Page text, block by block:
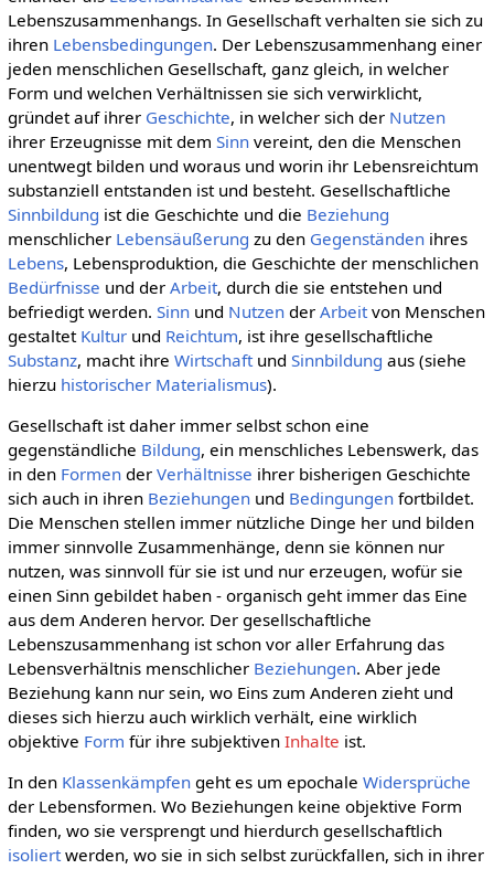
Lebenszusammenhangs. In Gesellschaft verhalten sie sich zu
ihren Lebensbedingungen. Der Lebenszusammenhang einer
jeden menschlichen Gesellschaft, ganz gleich, in welcher
Form und welchen Verhältnissen sie sich verwirklicht,
gründet auf ihrer Geschichte, in welcher sich der Nutzen
ihrer Erzeugnisse mit dem Sinnvereint, den die Menschen
unentwegt bilden und woraus und worin ihr Lebensreichtum
substanziell entstanden ist und besteht. Gesellschaftliche
Sinnbildung ist die Geschichte und die Beziehung
menschlicher Lebensäußerung zu den Gegenständenihres
Lebens, Lebensproduktion, die Geschichte der menschlichen
Bedürfnisse und der Arbeit, durch die sie entstehen und
befriedigt werden. Sinnund Nutzender Arbeitvon Menschen
gestaltet Kulturund Reichtum, ist ihre gesellschaftliche
Substanz, macht ihre Wirtschaftund Sinnbildung aus (siehe
hierzu historischer Materialismus).
Gesellschaft ist daher immer selbst schon eine
gegenständliche Bildung, ein menschliches Lebenswerk, das
in den Formender Verhältnisse ihrer bisherigen Geschichte
sich auch in ihren Beziehungenund Bedingungenfortbildet.
Die Menschen stellen immer nützliche Dinge her und bilden
immer sinnvolle Zusammenhänge, denn sie können nur
nutzen, was sinnvoll für sie ist und nur erzeugen, wofür sie
einen Sinn gebildet haben - organisch geht immer das Eine
aus dem Anderen hervor. Der gesellschaftliche
Lebenszusammenhang ist schon vor aller Erfahrung das
Lebensverhältnis menschlicher Beziehungen. Aber jede
Beziehung kann nur sein, wo Eins zum Anderen zieht und
dieses sich hierzu auch wirklich verhält, eine wirklich
objektive Form für ihre subjektiven Inhalte ist.
In den Klassenkämpfengeht es um epochale Widersprüche
der Lebensformen. Wo Beziehungen keine objektive Form
finden, wo sie versprengt und hierdurch gesellschaftlich
isoliertwerden, wo sie in sich selbst zurückfallen, sich in ihrer